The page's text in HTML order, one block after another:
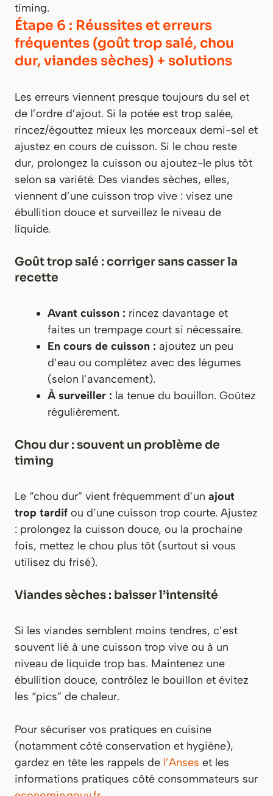
timing.
Étape 6 : Réussites et erreurs
fréquentes (goût trop salé, chou
dur, viandes sèches) + solutions
Les erreurs viennent presque toujours du sel et
de l’ordre d’ajout. Si la potée est trop salée,
rincez/égouttez mieux les morceaux demi-sel et
ajustez en cours de cuisson. Si le chou reste
dur, prolongez la cuisson ou ajoutez-le plus tôt
selon sa variété. Des viandes sèches, elles,
viennent d’une cuisson trop vive : visez une
ébullition douce et surveillez le niveau de
liquide.
Goût trop salé : corriger sans casser la
recette
Avant cuisson : rincez davantage et
faites un trempage court si nécessaire.
En cours de cuisson : ajoutez un peu
d’eau ou complétez avec des légumes
(selon l’avancement).
À surveiller : la tenue du bouillon. Goûtez
régulièrement.
Chou dur : souvent un problème de
timing
Le “chou dur” vient fréquemment d’un ajout
trop tardif ou d’une cuisson trop courte. Ajustez
: prolongez la cuisson douce, ou la prochaine
fois, mettez le chou plus tôt (surtout si vous
utilisez du frisé).
Viandes sèches : baisser l’intensité
Si les viandes semblent moins tendres, c’est
souvent lié à une cuisson trop vive ou à un
niveau de liquide trop bas. Maintenez une
ébullition douce, contrôlez le bouillon et évitez
les “pics” de chaleur.
Pour sécuriser vos pratiques en cuisine
(notamment côté conservation et hygiène),
gardez en tête les rappels de l’Anses et les
informations pratiques côté consommateurs sur